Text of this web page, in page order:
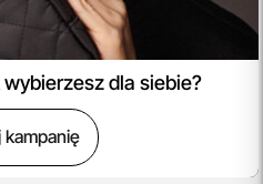
dla siebie?
kampanię